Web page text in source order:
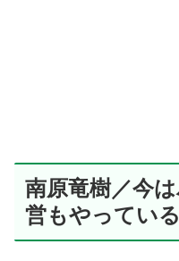
南原竜樹／今
営もやってい